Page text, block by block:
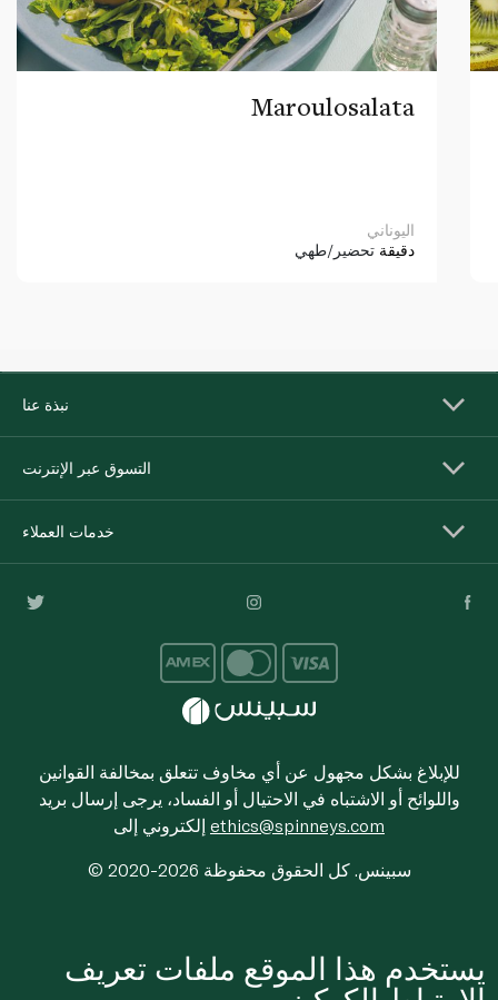
Maroulosalata
اليوناني
دقيقة تحضير/طهي
نبذة عنا
التسوق عبر الإنترنت
خدمات العملاء
للإبلاغ بشكل مجهول عن أي مخاوف تتعلق بمخالفة القوانين
واللوائح أو الاشتباه في الاحتيال أو الفساد، يرجى إرسال بريد
ethics@spinneys.com
© 2020-2026 سبينس. كل الحقوق محفوظة
يستخدم هذا الموقع ملفات تعريف